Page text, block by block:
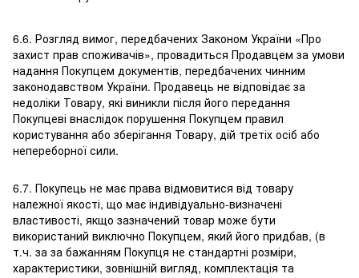
6.6. Розгляд вимог, передбачених Законом України «Про
захист прав споживачів», провадиться Продавцем за умови
надання Покупцем документів, передбачених чинним
законодавством України. Продавець не відповідає за
недоліки Товару, які виникли після його передання
Покупцеві внаслідок порушення Покупцем правил
користування або зберігання Товару, дій третіх осіб або
непереборної сили.
6.7. Покупець не має права відмовитися від товару
належної якості, що має індивідуально-визначені
властивості, якщо зазначений товар може бути
використаний виключно Покупцем, який його придбав, (в
т.ч. за за бажанням Покупця не стандартні розміри,
характеристики, зовнішній вигляд, комплектація та